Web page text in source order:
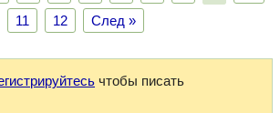
11
12 След »
чтобы писать